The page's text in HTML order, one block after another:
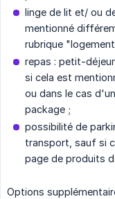
linge de lit et/ ou
mentionné
rubrique
repas : petit-
si cela est
ou dans le cas
package ;
possibilité de
transport, sauf si
page de produits
Options